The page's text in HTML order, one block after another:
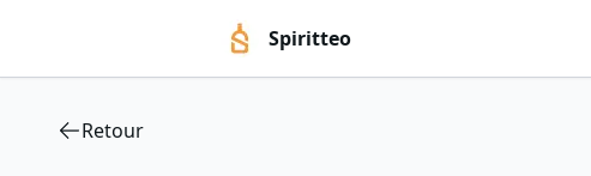
Spiritteo
Retour